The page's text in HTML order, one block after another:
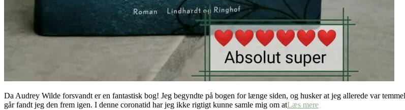
Da Audrey Wilde forsvandt er en fantastisk bog! Jeg begyndte på bogen for længe siden, og husker at jeg allerede var
går fandt jeg den frem igen. I denne coronatid har jeg ikke rigtigt kunne samle mig om atLæs mere